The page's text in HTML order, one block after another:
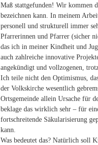
Maß stattgefunden! Wir kommen
bezeichnen kann. In meinem
personell und strukturell immer
Pfarrerinnen und Pfarrer (sicher
das ich in meiner Kindheit und
auch zahlreiche innovative
angekündigt und vollzogenen,
Ich teile nicht den Optimismus,
der Volkskirche wesentlich
Ortsgemeinde allein Ursache für
beklage das wirklich sehr – für
fortschreitende Säkularisierung
kann.
Was bedeutet das? Natürlich soll